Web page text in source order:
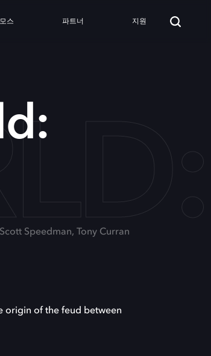
스 파트너 지원
Speedman, Tony Curran
origin of the feud between